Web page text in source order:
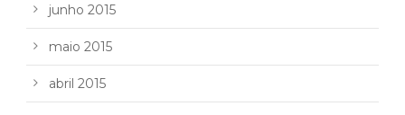
junho 2015
maio 2015
abril 2015